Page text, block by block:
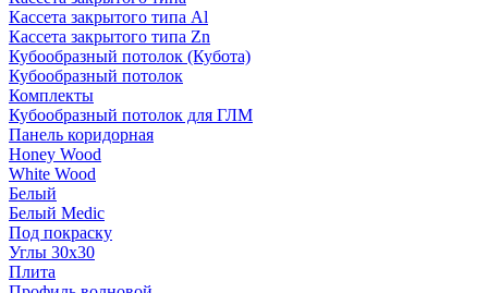
Кассета закрытого типа Al
Кассета закрытого типа Zn
Кубообразный потолок (Кубота)
Кубообразный потолок
Комплекты
Кубообразный потолок для ГЛМ
Панель коридорная
Honey Wood
White Wood
Белый
Белый Medic
Под покраску
Углы 30х30
Плита